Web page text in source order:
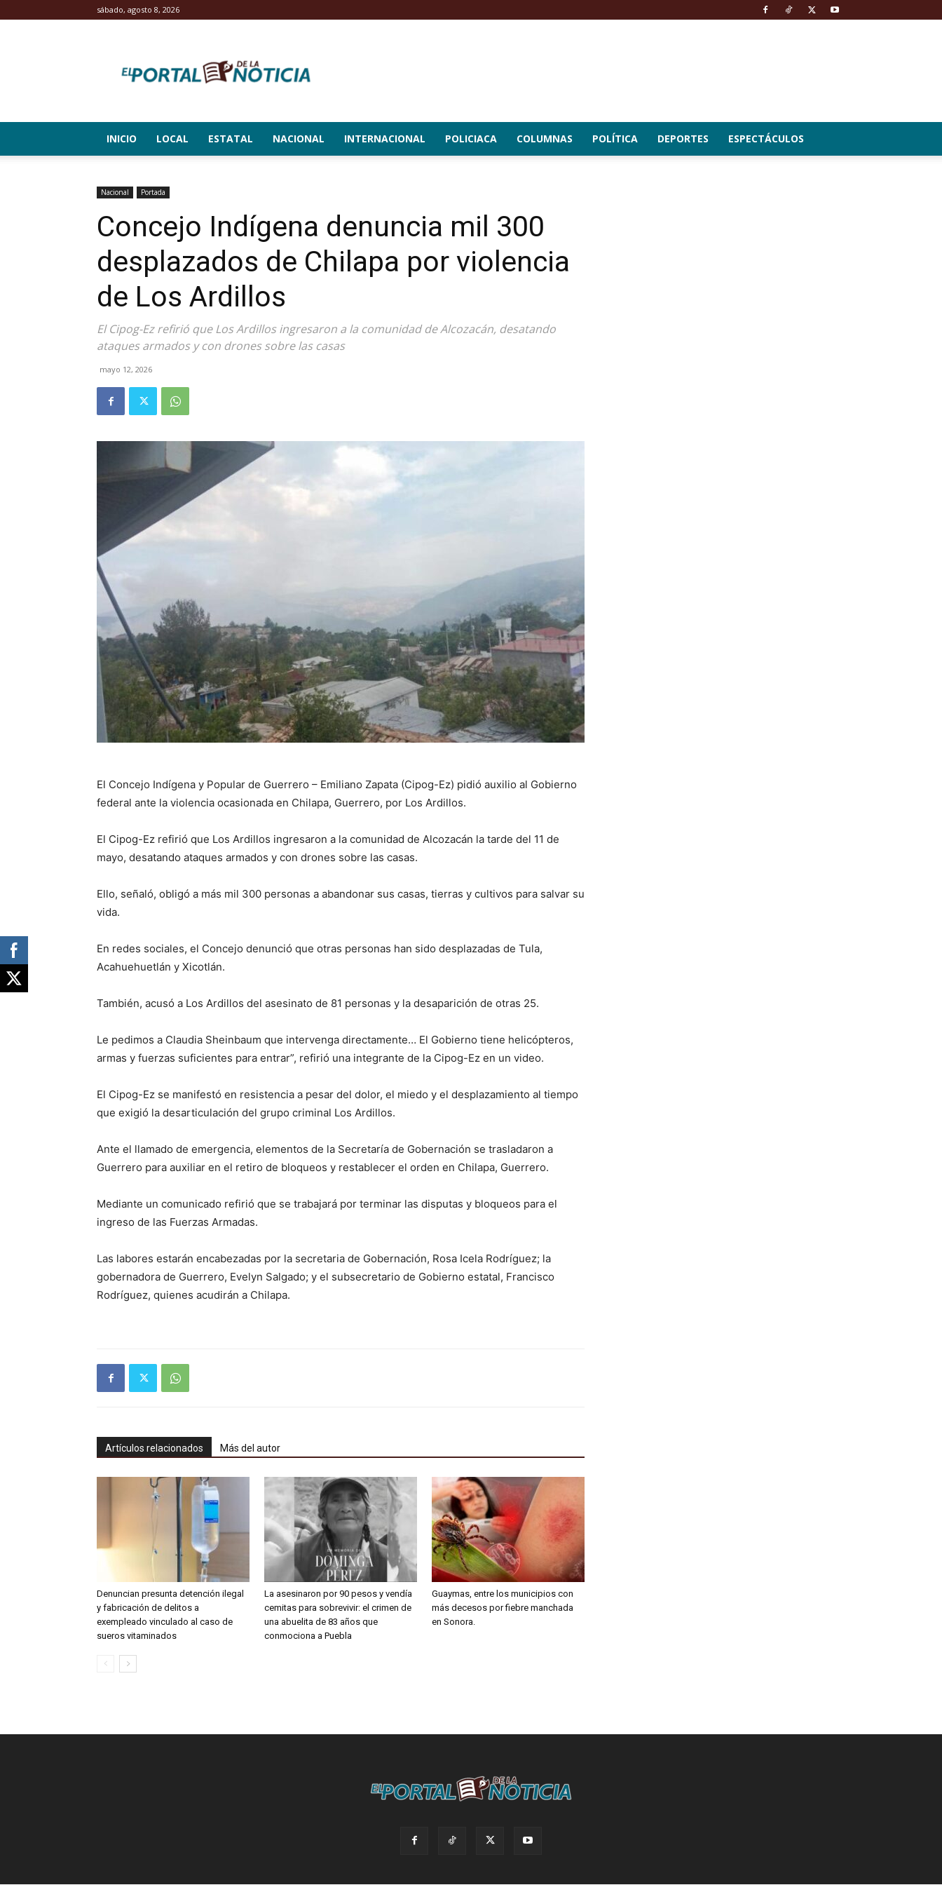
sábado, agosto 8, 2026
Portal
de
INICIO LOCAL ESTATAL NACIONAL INTERNACIONAL POLICIACA COLUMNAS POLÍTICA DEPORTES ESPECTÁCULOS
Nacional Portada
Concejo Indígena denuncia mil 300
desplazados de Chilapa por violencia
de Los Ardillos
El Cipog-Ez refirió que Los Ardillos ingresaron a la comunidad de Alcozacán, desatando
ataques armados y con drones sobre las casas
mayo 12, 2026
El Concejo Indígena y Popular de Guerrero – Emiliano Zapata (Cipog-Ez) pidió auxilio al Gobierno
federal ante la violencia ocasionada en Chilapa, Guerrero, por Los Ardillos.
El Cipog-Ez refirió que Los Ardillos ingresaron a la comunidad de Alcozacán la tarde del 11 de
mayo, desatando ataques armados y con drones sobre las casas.
Ello, señaló, obligó a más mil 300 personas a abandonar sus casas, tierras y cultivos para salvar su
vida.
En redes sociales, el Concejo denunció que otras personas han sido desplazadas de Tula,
Acahuehuetlán y Xicotlán.
También, acusó a Los Ardillos del asesinato de 81 personas y la desaparición de otras 25.
Le pedimos a Claudia Sheinbaum que intervenga directamente… El Gobierno tiene helicópteros,
armas y fuerzas suficientes para entrar”, refirió una integrante de la Cipog-Ez en un video.
El Cipog-Ez se manifestó en resistencia a pesar del dolor, el miedo y el desplazamiento al tiempo
que exigió la desarticulación del grupo criminal Los Ardillos.
Ante el llamado de emergencia, elementos de la Secretaría de Gobernación se trasladaron a
Guerrero para auxiliar en el retiro de bloqueos y restablecer el orden en Chilapa, Guerrero.
Mediante un comunicado refirió que se trabajará por terminar las disputas y bloqueos para el
ingreso de las Fuerzas Armadas.
Las labores estarán encabezadas por la secretaria de Gobernación, Rosa Icela Rodríguez; la
gobernadora de Guerrero, Evelyn Salgado; y el subsecretario de Gobierno estatal, Francisco
Rodríguez, quienes acudirán a Chilapa.
Artículos relacionados Más del autor
Denuncian presunta detención ilegal
y fabricación de delitos a
exempleado vinculado al caso de
sueros vitaminados
La asesinaron por 90 pesos y vendía
cemitas para sobrevivir: el crimen de
una abuelita de 83 años que
conmociona a Puebla
Guaymas, entre los municipios con
más decesos por fiebre manchada
en Sonora.